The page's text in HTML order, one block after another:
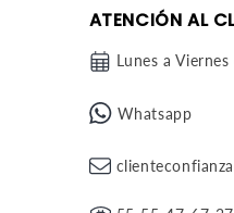
ATENCIÓN AL
Lunes a
Whatsapp